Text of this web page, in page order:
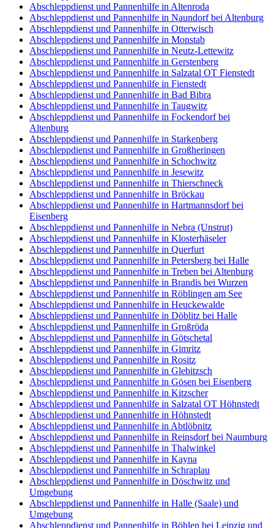
Abschleppdienst und Pannenhilfe in Altenroda
Abschleppdienst und Pannenhilfe in Naundorf bei Altenburg
Abschleppdienst und Pannenhilfe in Otterwisch
Abschleppdienst und Pannenhilfe in Monstab
Abschleppdienst und Pannenhilfe in Neutz-Lettewitz
Abschleppdienst und Pannenhilfe in Gerstenberg
Abschleppdienst und Pannenhilfe in Salzatal OT Fienstedt
Abschleppdienst und Pannenhilfe in Fienstedt
Abschleppdienst und Pannenhilfe in Bad Bibra
Abschleppdienst und Pannenhilfe in Taugwitz
Abschleppdienst und Pannenhilfe in Fockendorf bei
Altenburg
Abschleppdienst und Pannenhilfe in Starkenberg
Abschleppdienst und Pannenhilfe in Großheringen
Abschleppdienst und Pannenhilfe in Schochwitz
Abschleppdienst und Pannenhilfe in Jesewitz
Abschleppdienst und Pannenhilfe in Thierschneck
Abschleppdienst und Pannenhilfe in Bröckau
Abschleppdienst und Pannenhilfe in Hartmannsdorf bei
Eisenberg
Abschleppdienst und Pannenhilfe in Nebra (Unstrut)
Abschleppdienst und Pannenhilfe in Klosterhäseler
Abschleppdienst und Pannenhilfe in Querfurt
Abschleppdienst und Pannenhilfe in Petersberg bei Halle
Abschleppdienst und Pannenhilfe in Treben bei Altenburg
Abschleppdienst und Pannenhilfe in Brandis bei Wurzen
Abschleppdienst und Pannenhilfe in Röblingen am See
Abschleppdienst und Pannenhilfe in Heuckewalde
Abschleppdienst und Pannenhilfe in Döblitz bei Halle
Abschleppdienst und Pannenhilfe in Großröda
Abschleppdienst und Pannenhilfe in Götschetal
Abschleppdienst und Pannenhilfe in Gimritz
Abschleppdienst und Pannenhilfe in Rositz
Abschleppdienst und Pannenhilfe in Glebitzsch
Abschleppdienst und Pannenhilfe in Gösen bei Eisenberg
Abschleppdienst und Pannenhilfe in Kitzscher
Abschleppdienst und Pannenhilfe in Salzatal OT Höhnstedt
Abschleppdienst und Pannenhilfe in Höhnstedt
Abschleppdienst und Pannenhilfe in Abtlöbnitz
Abschleppdienst und Pannenhilfe in Reinsdorf bei Naumburg
Abschleppdienst und Pannenhilfe in Thalwinkel
Abschleppdienst und Pannenhilfe in Kayna
Abschleppdienst und Pannenhilfe in Schraplau
Abschleppdienst und Pannenhilfe in Döschwitz und
Umgebung
Abschleppdienst und Pannenhilfe in Halle (Saale) und
Umgebung
Abschleppdienst und Pannenhilfe in Böhlen bei Leipzig und